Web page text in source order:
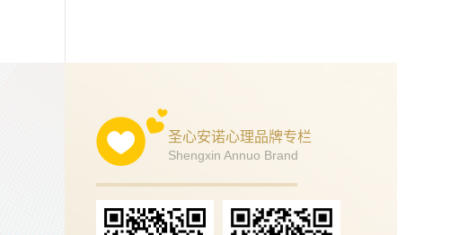
圣心安诺心理品牌专栏
Shengxin Annuo Brand